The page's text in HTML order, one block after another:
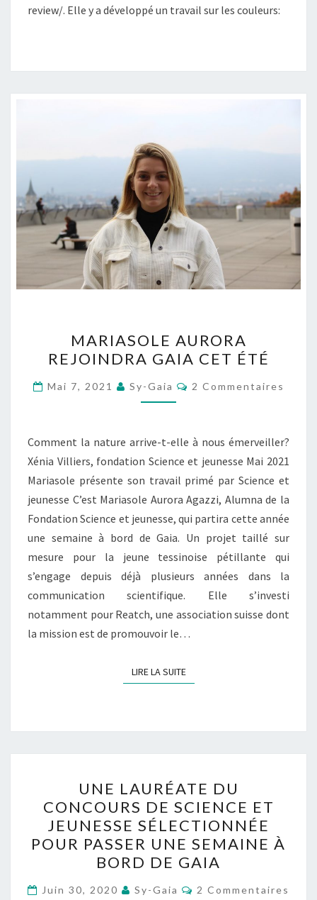
review/. Elle y a développé un travail sur les couleurs:
AURORA
REJOINDRA
GAIA
CET
MARIASOLE AURORA
REJOINDRA GAIA CET ÉTÉ
Mai 7, 2021 Sy-Gaia Commentaires
2 Commentaires
Comment la nature arrive-t-elle à nous émerveiller?
Xénia Villiers, fondation Science et jeunesse Mai 2021
Mariasole présente son travail primé par Science et
jeunesse C’est Mariasole Aurora Agazzi, Alumna de la
Fondation Science et jeunesse, qui partira cette année
une semaine à bord de Gaia. Un projet taillé sur
mesure pour la jeune tessinoise pétillante qui
s’engage depuis déjà plusieurs années dans la
communication scientifique. Elle s’investi
notamment pour Reatch, une association suisse dont
la mission est de promouvoir le…
LIRE LA SUITELIRE LA SUITE
LAURÉATE
DU
CONCOURS
DE
SCIENCE
ET
UNE LAURÉATE DU
CONCOURS DE SCIENCE ET
JEUNESSE SÉLECTIONNÉE
POUR PASSER UNE SEMAINE À
BORD DE GAIA
Juin 30, 2020 Sy-Gaia Commentaires
2 Commentaires